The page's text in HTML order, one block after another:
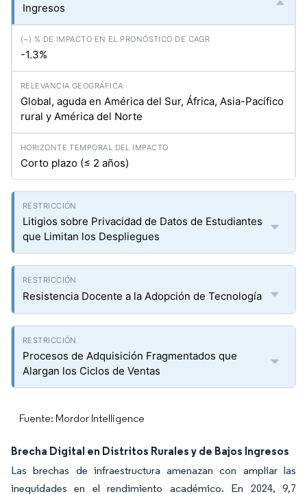
Ingresos
-1.3%
Global, aguda en América del Sur, África, Asia-Pacífico
rural y América del Norte
Corto plazo (≤ 2 años)
Litigios sobre Privacidad de Datos de Estudiantes
que Limitan los Despliegues
Resistencia Docente a la Adopción de Tecnología
Procesos de Adquisición Fragmentados que
Alargan los Ciclos de Ventas
Fuente: Mordor Intelligence
Brecha Digital en Distritos Rurales y de Bajos Ingresos
Las brechas de infraestructura amenazan con ampliar las
inequidades en el rendimiento académico. En 2024, 9,7